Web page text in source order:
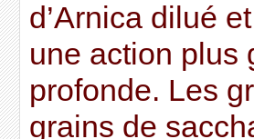
d’Arnica dilué
une action plus
profonde. Les
grains de